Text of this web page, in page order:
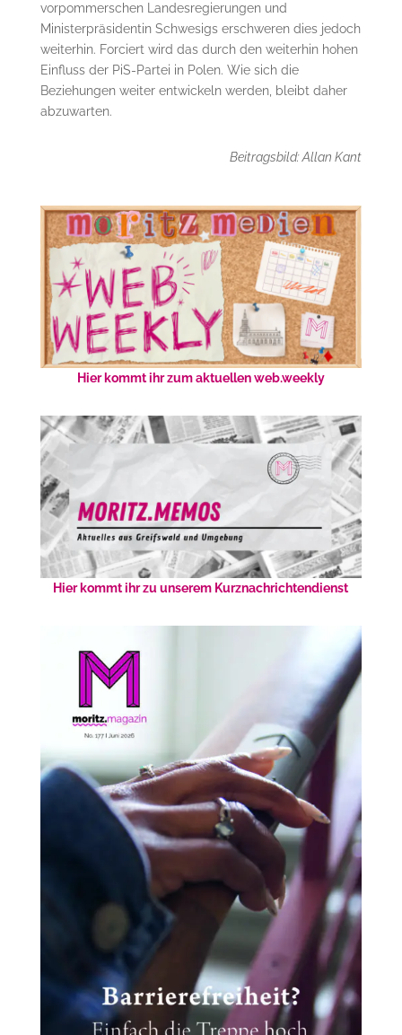
vorpommerschen Landesregierungen und
Ministerpräsidentin Schwesigs erschweren dies jedoch
weiterhin. Forciert wird das durch den weiterhin hohen
Einfluss der PiS-Partei in Polen. Wie sich die
Beziehungen weiter entwickeln werden, bleibt daher
abzuwarten.
Beitragsbild: Allan Kant
Hier kommt ihr zum aktuellen web.weekly
Hier kommt ihr zu unserem Kurznachrichtendienst